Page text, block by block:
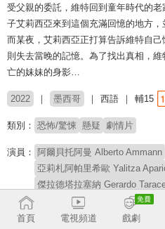
受父親的委託，維特回到童年時代的
子艾莉西亞來到這個充滿回憶的地方
而某夜，艾莉西亞正打算告訴維特自
則失去當晚的記憶。為了找出真相，
亡的妹妹的身影…
2022 墨西哥 西語 輔15
類別： 恐怖/驚悚 懸疑 劇情片
演員：
阿爾貝托阿曼 Alberto Ammann
亞莉札阿帕里希歐 Yalitza
傑拉德塔拉塞納 Gerardo
費明馬丁尼茲 Fermín Martínez
安德烈亞桑蒂瓦涅斯 Andrea
首頁 電視頻道 戲劇